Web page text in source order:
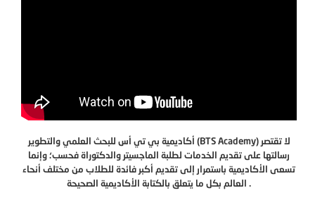
أكاديمية بي تي أس للبحث العلمي والتطوير (BTS Academy) لا تقتصر
رسالتها على تقديم الخدمات لطلبة الماجسيتر والدكتوراة فحسب؛ وإنما
تسعى الأكاديمية باستمرار إلى تقديم أكبر فائدة للطلاب من مختلف أنحاء
العالم بكل ما يتعلق بالكتابة الأكاديمية الصحيحة .